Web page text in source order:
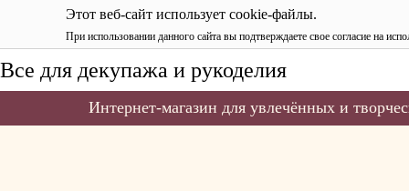
Этот веб-сайт использует cookie-файлы.
При использовании данного сайта вы подтверждаете свое согласие на
Все для декупажа и рукоделия
Интернет-магазин для увлечённых и